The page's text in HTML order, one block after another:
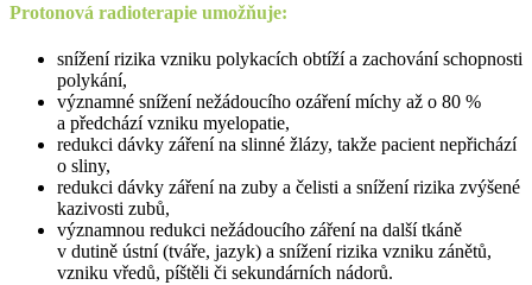
Protonová radioterapie umožňuje:
snížení rizika vzniku polykacích obtíží a zachování schopnosti
polykání,
významné snížení nežádoucího ozáření míchy až o 80 %
a předchází vzniku myelopatie,
redukci dávky záření na slinné žlázy, takže pacient nepřichází
o sliny,
redukci dávky záření na zuby a čelisti a snížení rizika zvýšené
kazivosti zubů,
významnou redukci nežádoucího záření na další tkáně
v dutině ústní (tváře, jazyk) a snížení rizika vzniku zánětů,
vzniku vředů, píštěli či sekundárních nádorů.